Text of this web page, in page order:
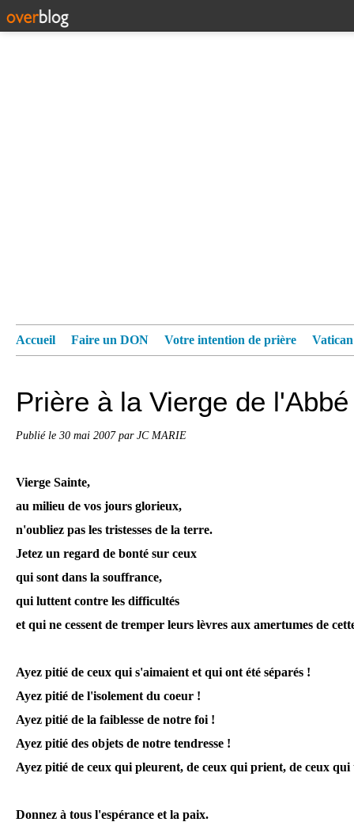
Accueil Faire un DON Votre intention de prière
Prière à la Vierge de
Publié le 30 mai 2007par JC MARIE
Vierge Sainte,
au milieu de vos jours glorieux,
n'oubliez pas les tristesses de la terre.
Jetez un regard de bonté sur ceux
qui sont dans la souffrance,
qui luttent contre les difficultés
et qui ne cessent de tremper leurs lèvres aux amertumes de
Ayez pitié de ceux qui s'aimaient et qui ont été séparés !
Ayez pitié de l'isolement du coeur !
Ayez pitié de la faiblesse de notre foi !
Ayez pitié des objets de notre tendresse !
Ayez pitié de ceux qui pleurent, de ceux qui prient, de ceux
Donnez à tous l'espérance et la paix.